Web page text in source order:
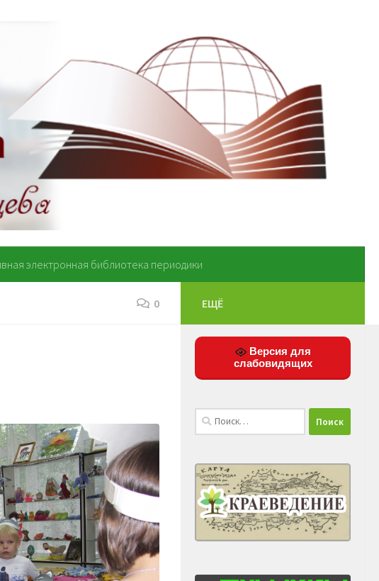
электронная библиотека периодики
0 ЕЩЁ
Версия для
слабовидящих
Найти: